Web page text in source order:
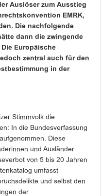
Auslöser zum Ausstieg
EMRK,
Die nachfolgende
dann die zwingende
Europäische
zentral auch für den
in der
Stimmvolk die
In die Bundesverfassung
aufgenommen. Diese
und Ausländer
von 5 bis 20 Jahren
umfasst
und selbst den
der